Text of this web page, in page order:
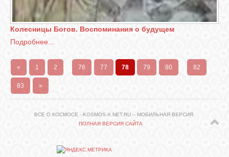
Колесницы Богов. Воспоминания о будущем
Подробнее...
« 1 2 76 77 78 79 80 82
83 »
ВСЕ О КОСМОСЕ - KOSMOS-X.NET.RU – МОБИЛЬНАЯ ВЕРСИЯ.
ПОЛНАЯ ВЕРСИЯ САЙТА